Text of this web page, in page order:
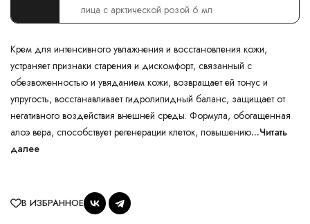
лица с арктической розой 6 мл
Крем для интенсивного увлажнения и восстановления кожи,
устраняет признаки старения и дискомфорт, связанный с
обезвоженностью и увяданием кожи, возвращает ей тонус и
упругость, восстанавливает гидролипидный баланс, защищает от
негативного воздействия внешней среды. Формула, обогащенная
алоэ вера, способствует регенерации клеток, повышению...Читать
далее
В ИЗБРАННОЕ